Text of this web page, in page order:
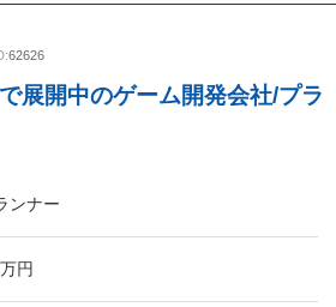
62626
展開中のゲーム開発会社/プラ
ンナー
円